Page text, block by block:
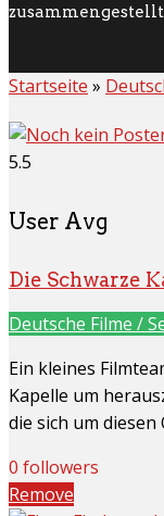
Startseite »
5.5
User Avg
Die Schwarze
Deutsche Filme /
Ein kleines
Kapelle um
die sich um
0 followers
Remove